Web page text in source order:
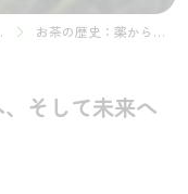
お茶の歴史：薬から日常へ、そして未来へ
そして未来へ